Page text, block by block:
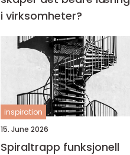
i virksomheter?
inspiration
15. June 2026
Spiraltrapp funksjonell